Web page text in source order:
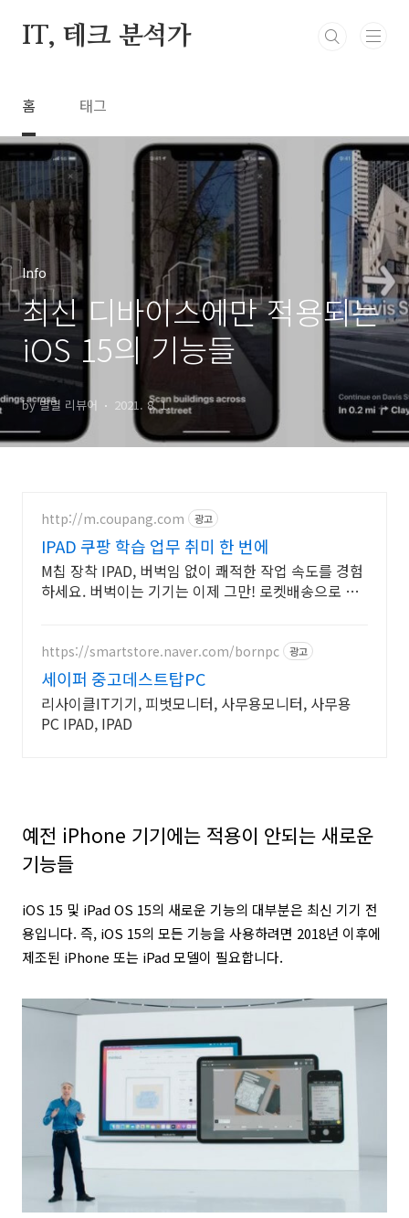
IT, 테크 분석가
홈 태그
Info
최신 디바이스에만 적용되는
iOS 15의 기능들
by 별별 리뷰어 2021. 8. 1.
http://m.coupang.com 광고
IPAD 쿠팡 학습 업무 취미 한 번에
M칩 장착 IPAD, 버벅임 없이 쾌적한 작업 속도를 경험
하세요. 버벅이는 기기는 이제 그만! 로켓배송으로 만
https://smartstore.naver.com/bornpc 광고
세이퍼 중고데스트탑PC
리사이클IT기기, 피벗모니터, 사무용모니터, 사무용
PC IPAD, IPAD
예전 iPhone 기기에는 적용이 안되는 새로운
기능들
iOS 15 및 iPad OS 15의 새로운 기능의 대부분은 최신 기기 전
용입니다. 즉, iOS 15의 모든 기능을 사용하려면 2018년 이후에
제조된 iPhone 또는 iPad 모델이 필요합니다.